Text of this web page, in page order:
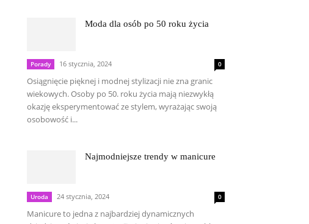
Moda dla osób po 50 roku życia
Porady 16 stycznia, 2024 0
Osiągnięcie pięknej i modnej stylizacji nie zna granic
wiekowych. Osoby po 50. roku życia mają niezwykłą
okazję eksperymentować ze stylem, wyrażając swoją
osobowość i...
Najmodniejsze trendy w manicure
Uroda 24 stycznia, 2024 0
Manicure to jedna z najbardziej dynamicznych